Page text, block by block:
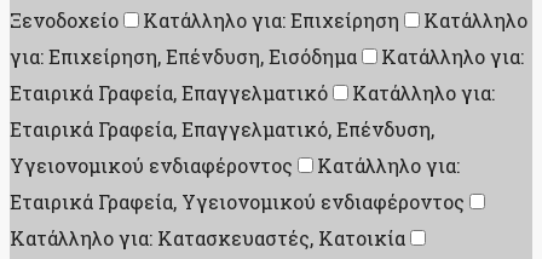
Ξενοδοχείο
Κατάλληλο για: Επιχείρηση
Κατάλληλο
για: Επιχείρηση, Επένδυση, Εισόδημα
Κατάλληλο για:
Εταιρικά Γραφεία, Επαγγελματικό
Κατάλληλο για:
Εταιρικά Γραφεία, Επαγγελματικό, Επένδυση,
Υγειονομικού ενδιαφέροντος
Κατάλληλο για:
Εταιρικά Γραφεία, Υγειονομικού ενδιαφέροντος
Κατάλληλο για: Κατασκευαστές, Κατοικία